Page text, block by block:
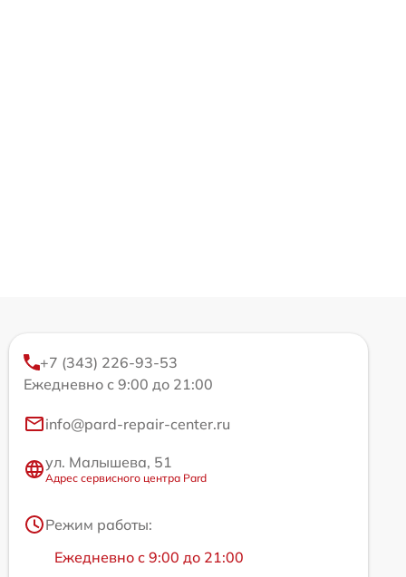
+7 (343) 226-93-53
Ежедневно с 9:00 до 21:00
info@pard-repair-center.ru
ул. Малышева, 51
Адрес сервисного центра Pard
Режим работы:
Ежедневно с 9:00 до 21:00